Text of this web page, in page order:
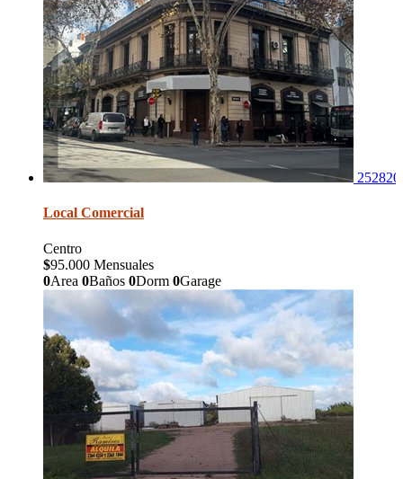
252820
Local Comercial
Centro
$95.000 Mensuales
0Area 0Baños 0Dorm 0Garage